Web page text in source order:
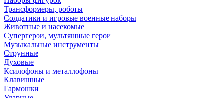
Трансформеры, роботы
Солдатики и игровые военные наборы
Животные и насекомые
Супергерои, мультяшные герои
Музыкальные инструменты
Струнные
Духовые
Ксилофоны и металлофоны
Клавишные
Гармошки